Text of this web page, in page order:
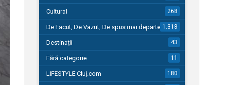
Cultural 268
De Facut, De Vazut, De spus mai departe…1.318
Destinații 43
Fără categorie 11
LIFESTYLE Cluj.com 180